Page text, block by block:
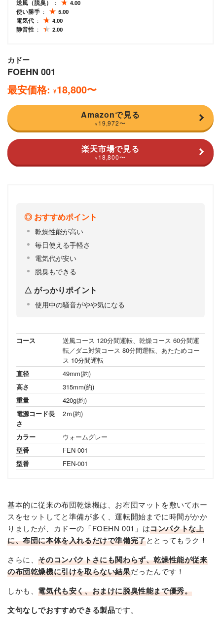
送風（脱臭）
4.00
使い勝手
5.00
電気代
4.00
静音性
2.00
カドー
FOEHN 001
最安価格: ¥18,800〜
Amazonで見る
¥ 19,972〜
楽天市場で見る
¥ 18,800〜
おすすめポイント
乾燥性能が高い
毎日使える手軽さ
電気代が安い
脱臭もできる
がっかりポイント
使用中の騒音がやや気になる
コース
送風コース 120分間運転、乾燥コース 60分間運
転／ダニ対策コース 80分間運転、あたためコー
ス 10分間運転
直径
49mm(約)
高さ
315mm(約)
重量
420g(約)
電源コード⻑
さ
2ｍ(約)
カラー
ウォームグレー
型番
FEN-001
型番
FEN-001
基本的に従来の布団乾燥機は、お布団マットを敷いてホー
スをセットしてと準備が多く、運転開始までに時間がかか
りましたが、カドーの「FOEHN 001」はコンパクトな上
に、布団に本体を入れるだけで準備完了ととってもラク！
さらに、そのコンパクトさにも関わらず、乾燥性能が従来
の布団乾燥機に引けを取らない結果だったんです！
しかも、電気代も安く、おまけに脱臭性能まで優秀。
文句なしでおすすめできる製品です。